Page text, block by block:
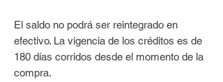
El saldo no podrá ser reintegrado en
efectivo. La vigencia de los créditos es de
180 días corridos desde el momento de la
compra.